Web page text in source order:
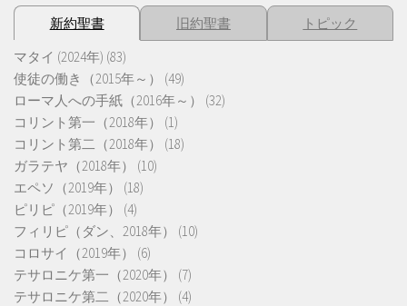
新約聖書 旧約聖書
トピック
マタイ (2024年) (83)
使徒の働き（2015年～）
(49)
ローマ人への手紙（2016年～）
(32)
コリント第一（2018年）
(1)
コリント第二（2018年）
(18)
ガラテヤ（2018年）
(10)
エペソ（2019年）
(18)
ピリピ（2019年）
(4)
フィリピ（ダン、2018年）
(10)
コロサイ（2019年）
(6)
テサロニケ第一（2020年）
(7)
テサロニケ第二（2020年）
(4)